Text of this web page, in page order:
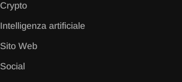
Crypto
Intelligenza artificiale
Sito Web
Social